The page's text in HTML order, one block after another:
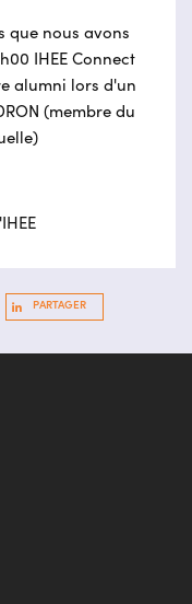
que nous avons
IHEE Connect
alumni lors d'un
(membre du
PARTAGER